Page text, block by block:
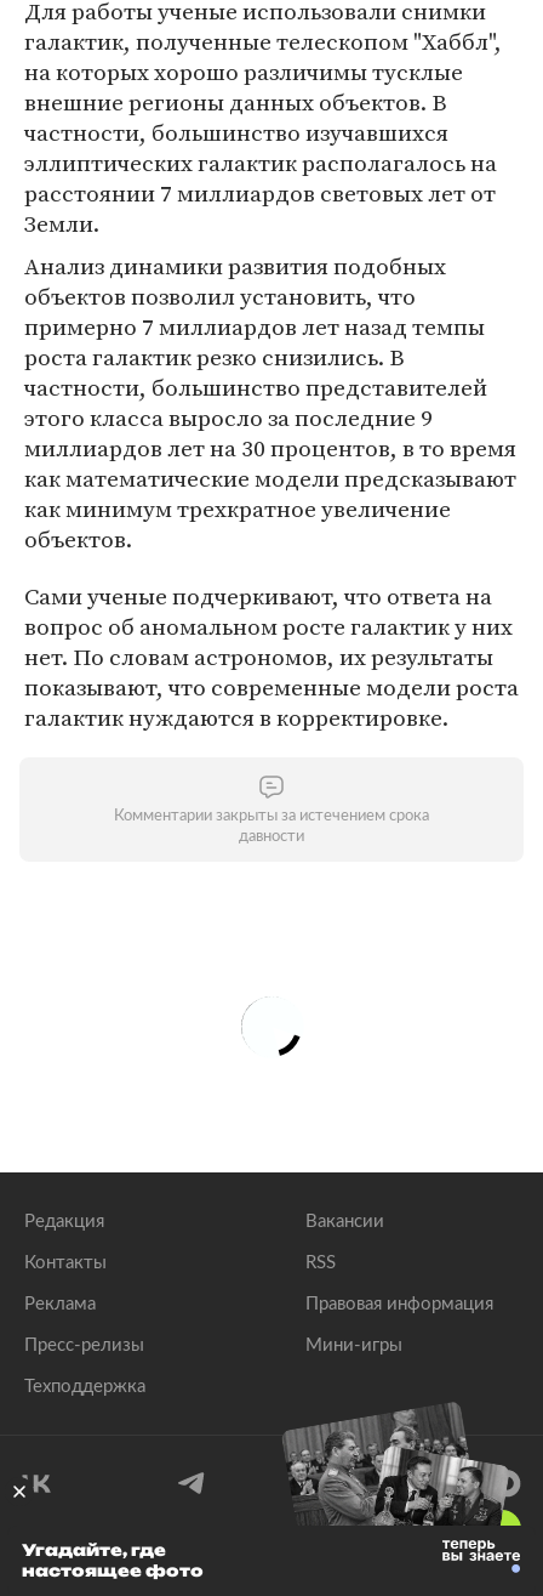
Для работы ученые использовали снимки
галактик, полученные телескопом "Хаббл",
на которых хорошо различимы тусклые
внешние регионы данных объектов. В
частности, большинство изучавшихся
эллиптических галактик располагалось на
расстоянии 7 миллиардов световых лет от
Земли.
Анализ динамики развития подобных
объектов позволил установить, что
примерно 7 миллиардов лет назад темпы
роста галактик резко снизились. В
частности, большинство представителей
этого класса выросло за последние 9
миллиардов лет на 30 процентов, в то время
как математические модели предсказывают
как минимум трехкратное увеличение
объектов.
Сами ученые подчеркивают, что ответа на
вопрос об аномальном росте галактик у них
нет. По словам астрономов, их результаты
показывают, что современные модели роста
галактик нуждаются в корректировке.
Комментарии закрыты за истечением срока
давности
Редакция
Контакты
Реклама
Пресс-релизы
Техподдержка
Вакансии
RSS
Правовая информация
Мини-игры
© 1999–2026 Все права защищены.
Угадайте, где
настоящее фото